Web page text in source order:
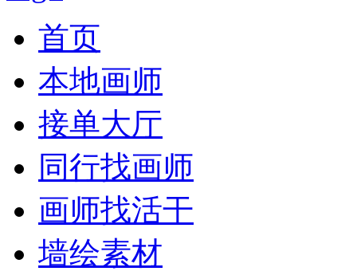
首页
本地画师
接单大厅
同行找画师
画师找活干
墙绘素材